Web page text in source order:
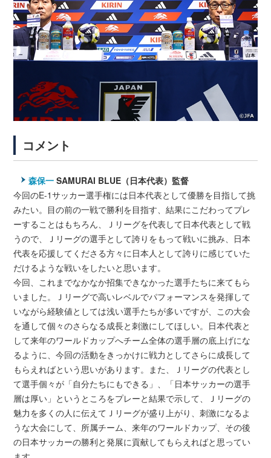
コメント
森保一 SAMURAI BLUE（日本代表）監督
今回のE-1サッカー選手権には日本代表として優勝を目指して挑
みたい。目の前の一戦で勝利を目指す、結果にこだわってプレ
ーすることはもちろん、Ｊリーグを代表して日本代表として戦
うので、Ｊリーグの選手として誇りをもって戦いに挑み、日本
代表を応援してくださる方々に日本人として誇りに感じていた
だけるような戦いをしたいと思います。
今回、これまでなかなか招集できなかった選手たちに来てもら
いました。Ｊリーグで高いレベルでパフォーマンスを発揮して
いながら経験値としては浅い選手たちが多いですが、この大会
を通して個々のさらなる成長と刺激にしてほしい。日本代表と
して来年のワールドカップへチーム全体の選手層の底上げにな
るように、今回の活動をきっかけに戦力としてさらに成長して
もらえればという思いがあります。また、Ｊリーグの代表とし
て選手個々が「自分たちにもできる」、「日本サッカーの選手
層は厚い」というところをプレーと結果で示して、Ｊリーグの
魅力を多くの人に伝えてＪリーグが盛り上がり、刺激になるよ
うな大会にして、所属チーム、来年のワールドカップ、その後
の日本サッカーの勝利と発展に貢献してもらえればと思ってい